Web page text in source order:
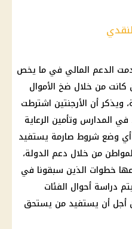
الدعم المالي في ما يخص
كانت من خلال ضخ الأموال
ويذكر أن الأرجنتين اشترطت
في المدارس وتأمين الرعاية
أي وضع شروط صارمة يستفيد
من خلال دعم الدولة،
خطوات الذين سبقونا في
دراسة أحوال الفئات
أجل أن يستفيد من يستحق